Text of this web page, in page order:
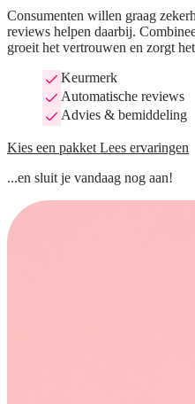
Consumenten willen graag
reviews helpen daarbij.
groeit het vertrouwen en zorgt
Keurmerk
Automatische reviews
Advies & bemiddeling
Kies een pakket Lees ervaringen
...en sluit je vandaag nog aan!